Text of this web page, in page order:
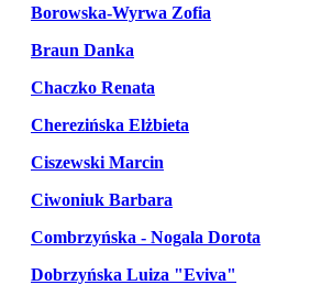
Borowska-Wyrwa Zofia
Braun Danka
Chaczko Renata
Cherezińska Elżbieta
Ciszewski Marcin
Ciwoniuk Barbara
Combrzyńska - Nogala Dorota
Dobrzyńska Luiza "Eviva"